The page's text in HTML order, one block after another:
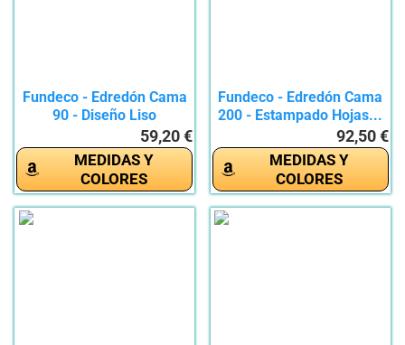
Fundeco - Edredón Cama
90 - Diseño Liso
59,20 €
MEDIDAS Y
COLORES
Fundeco - Edredón Cama
200 - Estampado Hojas...
92,50 €
MEDIDAS Y
COLORES